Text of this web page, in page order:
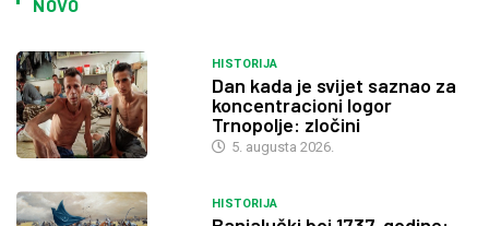
NOVO
HISTORIJA
Dan kada je svijet saznao za
koncentracioni logor
Trnopolje: zločini
5. augusta 2026.
HISTORIJA